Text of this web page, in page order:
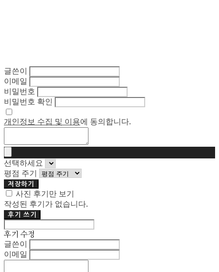
글쓴이
이메일
비밀번호
비밀번호 확인
개인정보 수집 및 이용에 동의합니다.
선택하세요
평점 주기
저장하기
사진 후기만 보기
작성된 후기가 없습니다.
후기 쓰기
후기 수정
글쓴이
이메일